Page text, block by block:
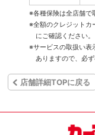
※各種保険は全店舗で
※全額のクレジットカ
にご確認ください。
※サービスの取扱い表
ありますので、必
店舗詳細TOPに戻る